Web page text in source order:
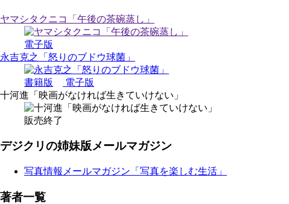
ヤマシタクニコ「午後の茶碗蒸し」
電子版
永吉克之「怒りのブドウ球菌」
書籍版
電子版
十河進「映画がなければ生きていけない」
販売終了
デジクリの姉妹版メールマガジン
写真情報メールマガジン「写真を楽しむ生活」
著者一覧